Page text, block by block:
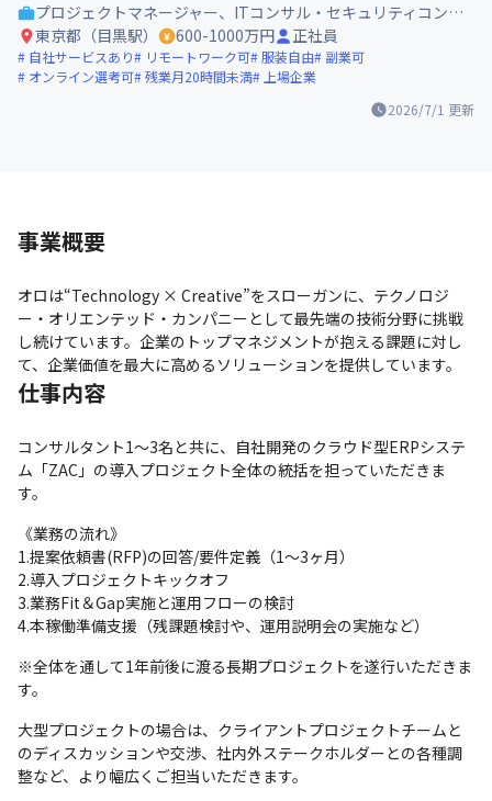
2026/7/1 更新
プロジェクトマネージャー、ITコンサル・セキュリティコンサル
東京都（目黒駅）
600-1000万円 正社員
自社サービスあり リモートワーク可 服装自由
副業可
オンライン選考可 残業月20時間未満 上場企業
事業概要
オロは“Technology × Creative”をスローガンに、テクノロジ
ー・オリエンテッド・カンパニーとして最先端の技術分野に挑戦
し続けています。企業のトップマネジメントが抱える課題に対し
て、企業価値を最大に高めるソリューションを提供しています。
仕事内容
コンサルタント1～3名と共に、自社開発のクラウド型ERPシステ
ム「ZAC」の導入プロジェクト全体の統括を担っていただきま
す。
《業務の流れ》
1.提案依頼書(RFP)の回答/要件定義（1～3ヶ月）
2.導入プロジェクトキックオフ
3.業務Fit＆Gap実施と運用フローの検討
4.本稼働準備支援（残課題検討や、運用説明会の実施など）
※全体を通して1年前後に渡る長期プロジェクトを遂行いただきま
す。
大型プロジェクトの場合は、クライアントプロジェクトチームと
のディスカッションや交渉、社内外ステークホルダーとの各種調
整など、より幅広くご担当いただきます。